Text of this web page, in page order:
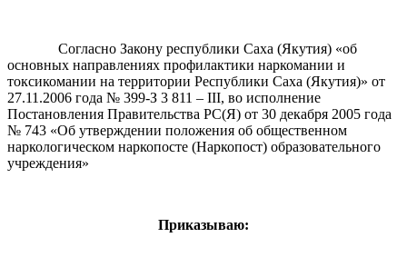
Согласно Закону республики Саха (Якутия) «об
основных направлениях профилактики наркомании и
токсикомании на территории Республики Саха (Якутия)» от
27.11.2006 года № 399-З 3 811 – III, во исполнение
Постановления Правительства РС(Я) от 30 декабря 2005 года
№ 743 «Об утверждении положения об общественном
наркологическом наркопосте (Наркопост) образовательного
учреждения»
Приказываю: